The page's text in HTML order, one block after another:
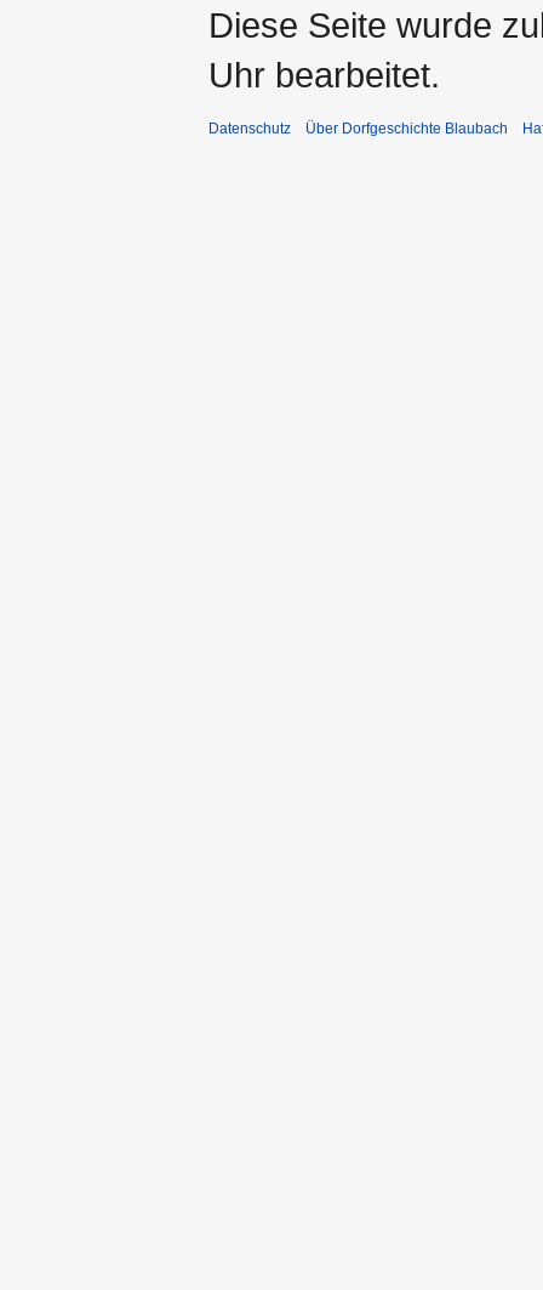
Diese Seite wurde
Uhr bearbeitet.
Datenschutz Über Dorfgeschichte Blaubach